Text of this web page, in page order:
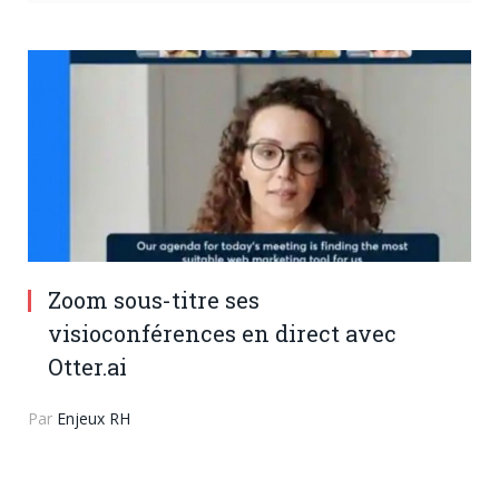
Zoom sous-titre ses
visioconférences en direct avec
Otter.ai
Par Enjeux RH